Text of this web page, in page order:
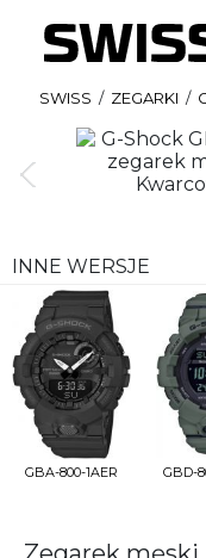
SWISS / ZEGARKI /
INNE WERSJE
GBA-800-1AER GBD-